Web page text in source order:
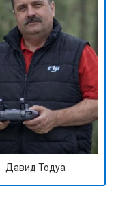
Давид Тодуа